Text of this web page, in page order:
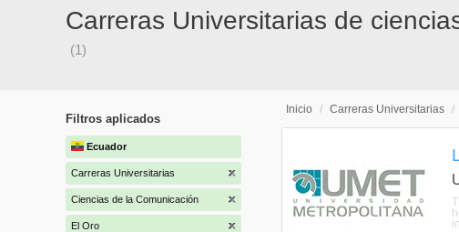
Carreras Universitarias de
(1)
Filtros aplicados
Ecuador
Carreras Universitarias
Ciencias de la Comunicación
El Oro
Inicio / Carreras Universitarias /